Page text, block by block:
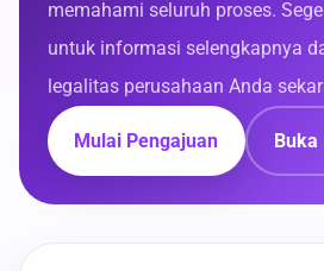
memahami seluruh proses.
untuk informasi selengkapnya
legalitas perusahaan Anda
Mulai Pengajuan Buka